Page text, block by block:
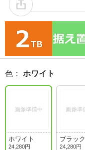
色 ： ホワイト
ホワイト
24,280円
ブラック
24,280円